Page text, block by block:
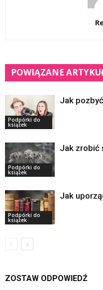
POWIĄZANE
Podpórki do
książek
Jak
Podpórki do
książek
Jak zrobić
Podpórki do
książek
Jak
ZOSTAW ODPOWIEDŹ